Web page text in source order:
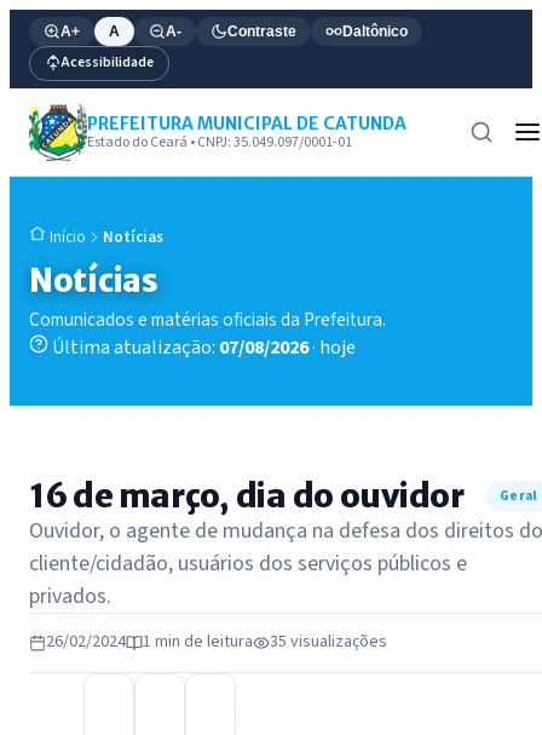
A+ A A- Contraste Daltônico
Acessibilidade
PREFEITURA MUNICIPAL DE CATUNDA
Estado do Ceará • CNPJ: 35.049.097/0001-01
Início Notícias
Notícias
Comunicados e matérias oficiais da Prefeitura.
Última atualização: 07/08/2026· hoje
16 de março, dia do ouvidor Geral
Ouvidor, o agente de mudança na defesa dos direitos do
cliente/cidadão, usuários dos serviços públicos e
privados.
26/02/2024 1 min de leitura 35 visualizações